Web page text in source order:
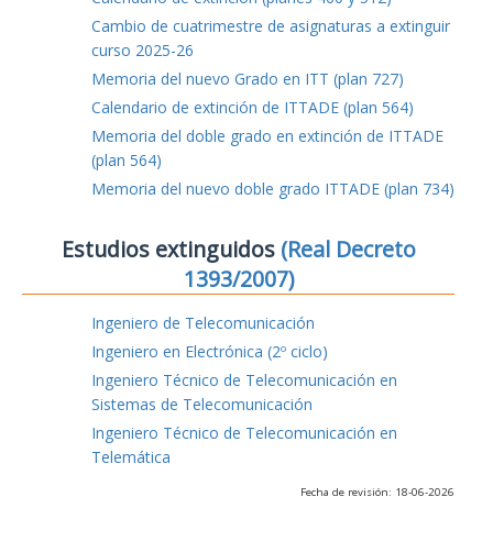
Cambio de cuatrimestre de asignaturas a extinguir
curso 2025-26
Memoria del nuevo Grado en ITT (plan 727)
Calendario de extinción de ITTADE (plan 564)
Memoria del doble grado en extinción de ITTADE
(plan 564)
Memoria del nuevo doble grado ITTADE (plan 734)
Estudios extinguidos (Real Decreto
1393/2007)
Ingeniero de Telecomunicación
Ingeniero en Electrónica (2º ciclo)
Ingeniero Técnico de Telecomunicación en
Sistemas de Telecomunicación
Ingeniero Técnico de Telecomunicación en
Telemática
Fecha de revisión: 18-06-2026